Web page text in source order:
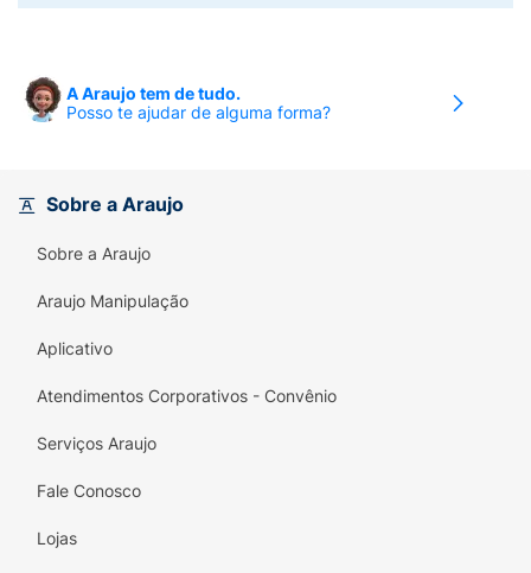
duplasÓleo de semente de uva: fortalece a
reforça as defesas naturais da fibra
A Araujo tem de tudo.
Posso te ajudar de alguma forma?
Sobre a Araujo
Sobre a Araujo
Araujo Manipulação
Aplicativo
Atendimentos Corporativos - Convênio
Serviços Araujo
Fale Conosco
Lojas